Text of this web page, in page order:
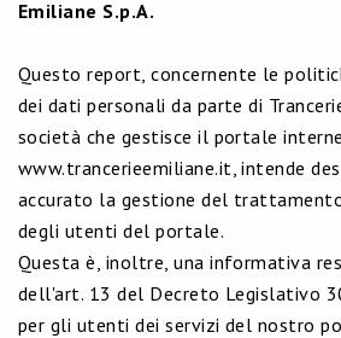
Emiliane S.p.A.
Questo report, concernente le
dei dati personali da parte di
società che gestisce il portale
www.trancerieemiliane.it, intende
accurato la gestione del
degli utenti del portale.
Questa è, inoltre, una informativa
dell'art. 13 del Decreto Legislativo
per gli utenti dei servizi del nostro